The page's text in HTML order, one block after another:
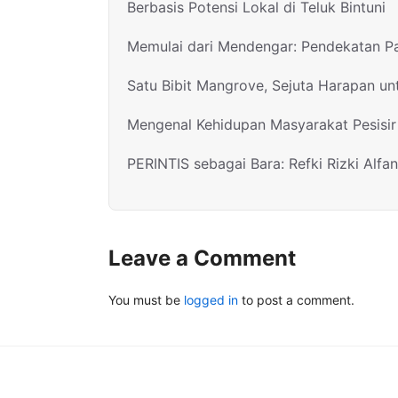
Berbasis Potensi Lokal di Teluk Bintuni
Memulai dari Mendengar: Pendekatan
Satu Bibit Mangrove, Sejuta Harapan
Mengenal Kehidupan Masyarakat
PERINTIS sebagai Bara: Refki Rizki
Leave a Comment
You must be logged in to post a comment.